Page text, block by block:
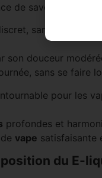
de saveur la plus
sans basculer
son douceur
sans se faire
pour les
profondes et
vape satisfaisante
du E-